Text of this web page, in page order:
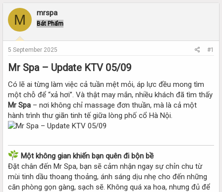
e
d
a
r
t
e
r
t
d
e
M mrspa
Bát Phẩm
5 September 2025 #1
Mr Spa – Update KTV 05/09​
Có lẽ ai từng làm việc cả tuần mệt mỏi, áp lực đều mong tìm
một chỗ để “xả hơi”. Và thật may mắn, nhiều khách đã tìm thấy
Mr Spa – nơi không chỉ massage đơn thuần, mà là cả một
hành trình thư giãn tinh tế giữa lòng phố cổ Hà Nội.
Một không gian khiến bạn quên đi bộn bề
Đặt chân đến Mr Spa, bạn sẽ cảm nhận ngay sự chỉn chu từ
mùi tinh dầu thoang thoảng, ánh sáng dịu nhẹ cho đến những
căn phòng gọn gàng, sạch sẽ. Không quá xa hoa, nhưng đủ để